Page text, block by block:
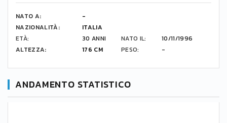
NATO A:
-
NAZIONALITÀ:
ITALIA
ETÀ:
30 ANNI NATO IL:
10/11/1996
ALTEZZA:
176 CM PESO: -
ANDAMENTO STATISTICO